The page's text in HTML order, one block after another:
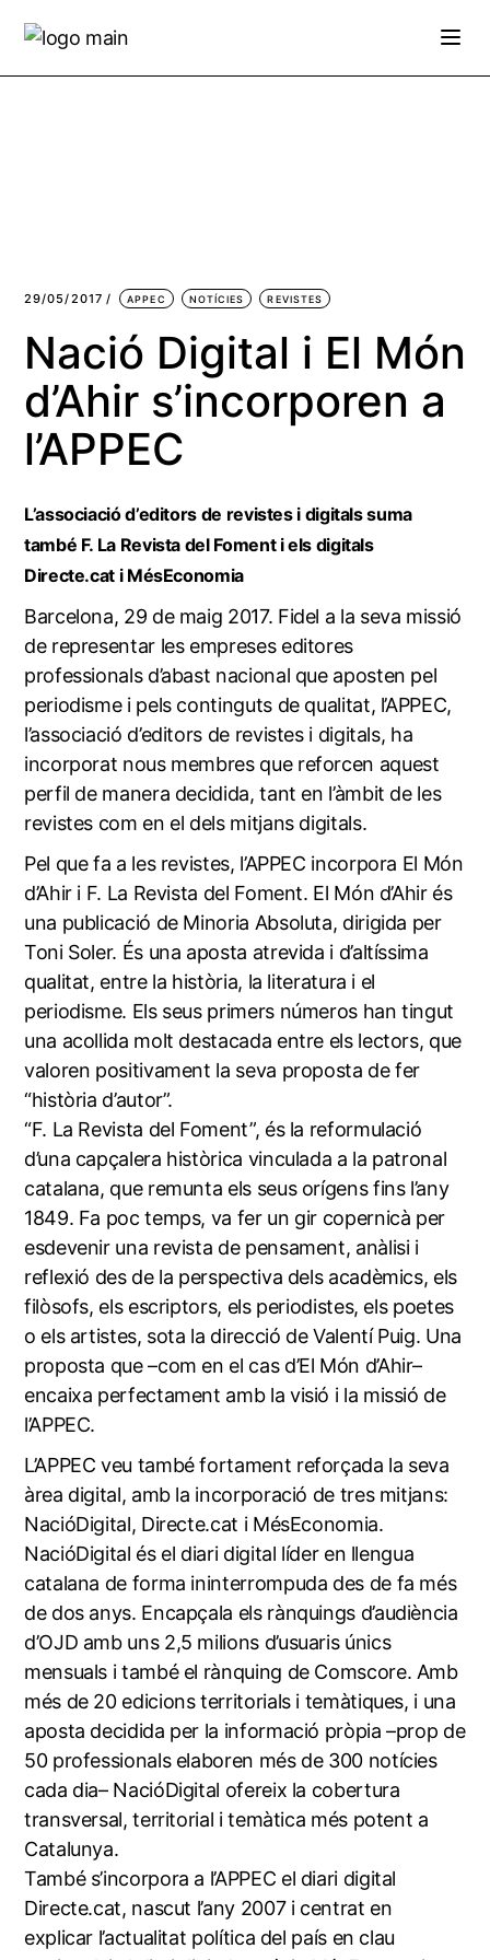
the
29/05/2017 APPEC NOTÍCIES REVISTES
Nació Digital i El Món
d’Ahir s’incorporen a
l’APPEC
L’associació d’editors de revistes i digitals suma
també F. La Revista del Foment i els digitals
Directe.cat i MésEconomia
Barcelona, 29 de maig 2017. Fidel a la seva missió
de representar les empreses editores
professionals d’abast nacional que aposten pel
periodisme i pels continguts de qualitat, l’APPEC,
l’associació d’editors de revistes i digitals, ha
incorporat nous membres que reforcen aquest
perfil de manera decidida, tant en l’àmbit de les
revistes com en el dels mitjans digitals.
Pel que fa a les revistes, l’APPEC incorpora El Món
d’Ahir i F. La Revista del Foment. El Món d’Ahir és
una publicació de Minoria Absoluta, dirigida per
Toni Soler. És una aposta atrevida i d’altíssima
qualitat, entre la història, la literatura i el
periodisme. Els seus primers números han tingut
una acollida molt destacada entre els lectors, que
valoren positivament la seva proposta de fer
“història d’autor”.
“F. La Revista del Foment”, és la reformulació
d’una capçalera històrica vinculada a la patronal
catalana, que remunta els seus orígens fins l’any
1849. Fa poc temps, va fer un gir copernicà per
esdevenir una revista de pensament, anàlisi i
reflexió des de la perspectiva dels acadèmics, els
filòsofs, els escriptors, els periodistes, els poetes
o els artistes, sota la direcció de Valentí Puig. Una
proposta que –com en el cas d’El Món d’Ahir–
encaixa perfectament amb la visió i la missió de
l’APPEC.
L’APPEC veu també fortament reforçada la seva
àrea digital, amb la incorporació de tres mitjans:
NacióDigital, Directe.cat i MésEconomia.
NacióDigital és el diari digital líder en llengua
catalana de forma ininterrompuda des de fa més
de dos anys. Encapçala els rànquings d’audiència
d’OJD amb uns 2,5 milions d’usuaris únics
mensuals i també el rànquing de Comscore. Amb
més de 20 edicions territorials i temàtiques, i una
aposta decidida per la informació pròpia –prop de
50 professionals elaboren més de 300 notícies
cada dia– NacióDigital ofereix la cobertura
transversal, territorial i temàtica més potent a
Catalunya.
També s’incorpora a l’APPEC el diari digital
Directe.cat, nascut l’any 2007 i centrat en
explicar l’actualitat política del país en clau